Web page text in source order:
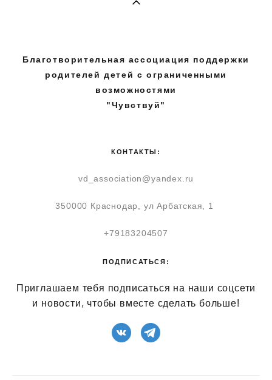
Благотворительная ассоциация поддержки
родителей детей с ограниченными
возможностями
"Чувствуй"
КОНТАКТЫ:
vd_association@yandex.ru
350000 Краснодар, ул Арбатская, 1
+79183204507
ПОДПИСАТЬСЯ:
Приглашаем тебя подписаться на наши соцсети
и новости, чтобы вместе сделать больше!